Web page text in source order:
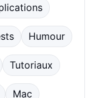
Humour
Tutoriaux
Mac